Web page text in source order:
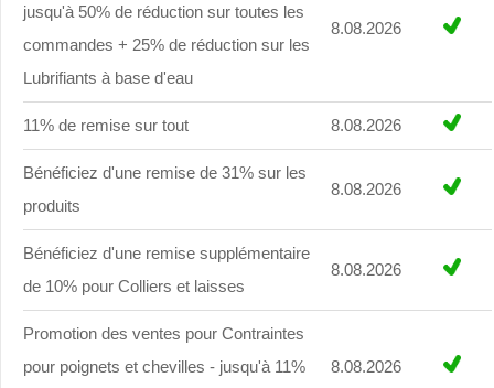
jusqu'à 50% de réduction sur toutes les
commandes + 25% de réduction sur les
Lubrifiants à base d'eau
8.08.2026
11% de remise sur tout 8.08.2026
Bénéficiez d'une remise de 31% sur les
produits
8.08.2026
Bénéficiez d'une remise supplémentaire
de 10% pour Colliers et laisses
8.08.2026
Promotion des ventes pour Contraintes
pour poignets et chevilles - jusqu'à 11%
8.08.2026